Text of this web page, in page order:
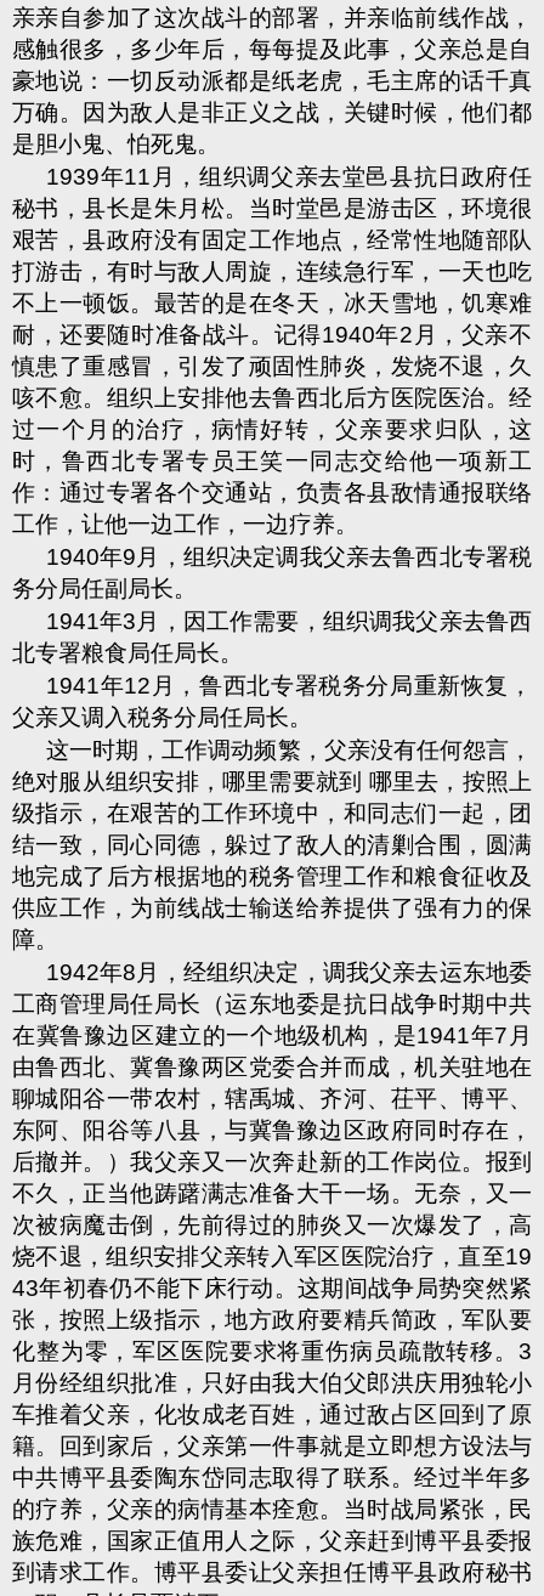
亲亲自参加了这次战斗的部署，并亲临前线作战，
感触很多，多少年后，每每提及此事，父亲总是自
豪地说：一切反动派都是纸老虎，毛主席的话千真
万确。因为敌人是非正义之战，关键时候，他们都
是胆小鬼、怕死鬼。
1939年11 月，组织调父亲去堂邑县抗日政府任
秘书，县长是朱月松。当时堂邑是游击区，环境很
艰苦，县政府没有固定工作地点，经常性地随部队
打游击，有时与敌人周旋，连续急行军，一天也吃
不上一顿饭。最苦的是在冬天，冰天雪地，饥寒难
耐，还要随时准备战斗。记得1940年2 月，父亲不
慎患了重感冒，引发了顽固性肺炎，发烧不退，久
咳不愈。组织上安排他去鲁西北后方医院医治。经
过一个月的治疗，病情好转，父亲要求归队，这
时，鲁西北专署专员王笑一同志交给他一项新工
作：通过专署各个交通站，负责各县敌情通报联络
工作，让他一边工作，一边疗养。
1940年9 月，组织决定调我父亲去鲁西北专署税
务分局任副局长。
1941年3 月，因工作需要，组织调我父亲去鲁西
北专署粮食局任局长。
1941年12 月，鲁西北专署税务分局重新恢复，
父亲又调入税务分局任局长。
这一时期，工作调动频繁，父亲没有任何怨言，
绝对服从组织安排，哪里需要就到 哪里去，按照上
级指示，在艰苦的工作环境中，和同志们一起，团
结一致，同心同德，躲过了敌人的清剿合围，圆满
地完成了后方根据地的税务管理工作和粮食征收及
供应工作，为前线战士输送给养提供了强有力的保
障。
1942年8 月，经组织决定，调我父亲去运东地委
工商管理局任局长（运东地委是抗日战争时期中共
在冀鲁豫边区建立的一个地级机构，是1941年7 月
由鲁西北、冀鲁豫两区党委合并而成，机关驻地在
聊城阳谷一带农村，辖禹城、齐河、茌平、博平、
东阿、阳谷等八县，与冀鲁豫边区政府同时存在，
后撤并。）我父亲又一次奔赴新的工作岗位。报到
不久，正当他踌躇满志准备大干一场。无奈，又一
次被病魔击倒，先前得过的肺炎又一次爆发了，高
烧不退，组织安排父亲转入军区医院治疗，直至19
43年初春仍不能下床行动。这期间战争局势突然紧
张，按照上级指示，地方政府要精兵简政，军队要
化整为零，军区医院要求将重伤病员疏散转移。 3
月份经组织批准，只好由我大伯父郎洪庆用独轮小
车推着父亲，化妆成老百姓，通过敌占区回到了原
籍。回到家后，父亲第一件事就是立即想方设法与
中共博平县委陶东岱同志取得了联系。经过半年多
的疗养，父亲的病情基本痊愈。当时战局紧张，民
族危难，国家正值用人之际，父亲赶到博平县委报
到请求工作。博平县委让父亲担任博平县政府秘书